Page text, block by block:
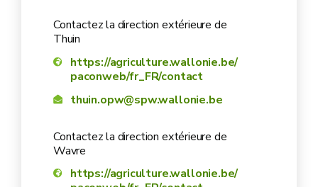
Contactez la direction extérieure de
Thuin
https://agriculture.wallonie.be/
paconweb/fr_FR/contact
thuin.opw@spw.wallonie.be
Contactez la direction extérieure de
Wavre
https://agriculture.wallonie.be/